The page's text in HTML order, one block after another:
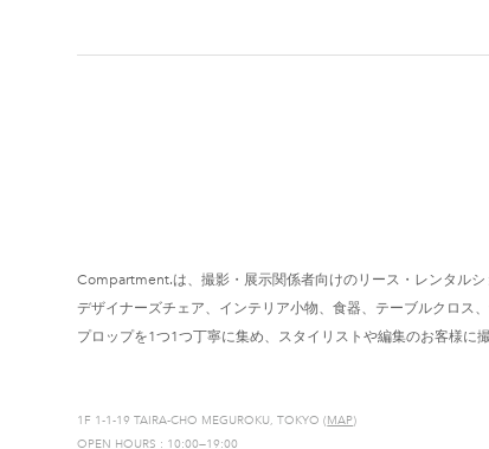
Compartment.は、撮影・展示関係者向けのリース・レンタルシ
デザイナーズチェア、インテリア小物、食器、テーブルクロス
プロップを1つ1つ丁寧に集め、スタイリストや編集のお客様に
1F 1-1-19 TAIRA-CHO MEGUROKU, TOKYO (MAP)
OPEN HOURS : 10:00—19:00